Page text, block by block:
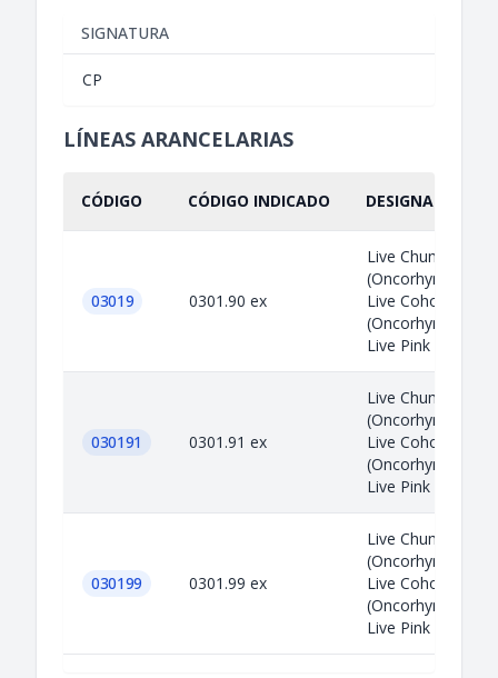
SIGNATURA
CP
LÍNEAS ARANCELARIAS
CÓDIGO CÓDIGO INDICADO DESIGNACIÓN
03019 0301.90 ex
Live Chum
(Oncorhynchus
Live Coho salmon
(Oncorhynchus
Live Pink salmon
030191 0301.91 ex
Live Chum
(Oncorhynchus
Live Coho salmon
(Oncorhynchus
Live Pink salmon
030199 0301.99 ex
Live Chum
(Oncorhynchus
Live Coho salmon
(Oncorhynchus
Live Pink salmon